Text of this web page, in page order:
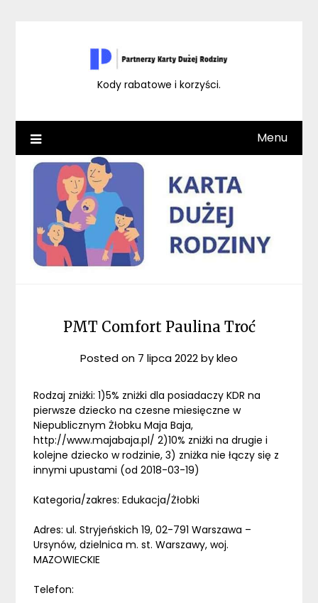
Kody rabatowe i korzyści.
Menu
PMT Comfort Paulina Troć
Posted on 7 lipca 2022bykleo
Rodzaj zniżki: 1)5% zniżki dla posiadaczy KDR na
pierwsze dziecko na czesne miesięczne w
Niepublicznym Żłobku Maja Baja,
http://www.majabaja.pl/ 2)10% zniżki na drugie i
kolejne dziecko w rodzinie, 3) zniżka nie łączy się z
innymi upustami (od 2018-03-19)
Kategoria/zakres: Edukacja/Żłobki
Adres: ul. Stryjeńskich 19, 02-791 Warszawa –
Ursynów, dzielnica m. st. Warszawy, woj.
MAZOWIECKIE
Telefon: